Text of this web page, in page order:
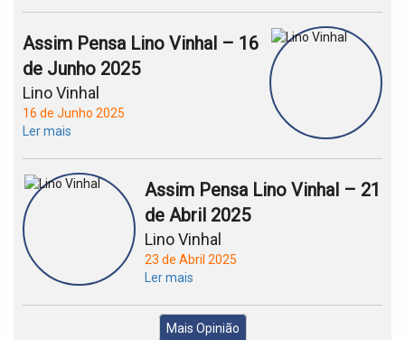
Assim Pensa Lino Vinhal – 16
de Junho 2025
Lino Vinhal
16 de Junho 2025
Ler mais
Assim Pensa Lino Vinhal – 21
de Abril 2025
Lino Vinhal
23 de Abril 2025
Ler mais
Mais Opinião